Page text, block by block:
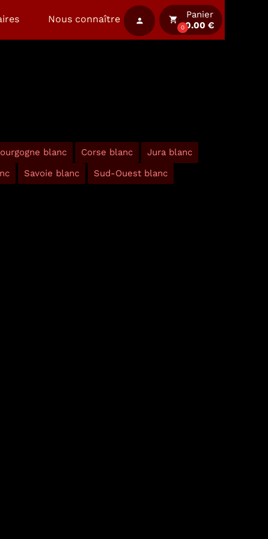
Nous connaître local_grocery_store
0
Panier
0.00 €
person
blanc Corse blanc
Jura blanc
Savoie blanc Sud-Ouest blanc